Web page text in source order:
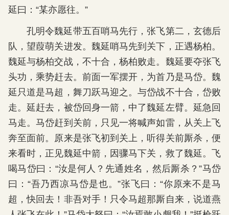
延曰：“某亦愿往。”
孔明令魏延带五百哨马先行，张飞第二，玄德后
队，望葭萌关进发。魏延哨马先到关下，正遇杨柏。
魏延与杨柏交战，不十合，杨柏败走。魏延要夺张飞
头功，乘势赶去。前面一军摆开，为首乃是马岱。魏
延只道是马超，舞刀跃马迎之。与岱战不十合，岱败
走。延赶去，被岱回身一箭，中了魏延左臂。延急回
马走。马岱赶到关前，只见一将喊声如雷，从关上飞
奔至面前。原来是张飞初到关上，听得关前厮杀，便
来看时，正见魏延中箭，因骤马下关，救了魏延。飞
喝马岱曰：“汝是何人？先通姓名，然后厮杀？”马岱
曰：“吾乃西凉马岱是也。”张飞曰：“你原来不是马
超，快回去！非吾对手！只令马超那厮自来，说道燕